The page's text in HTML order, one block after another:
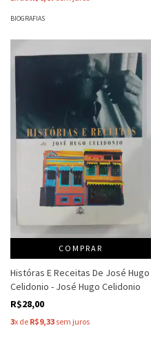
BIOGRAFIAS
COMPRAR
Históras E Receitas De José Hugo
Celidonio - José Hugo Celidonio
R$28,00
3x de R$9,33 sem juros